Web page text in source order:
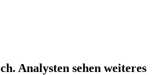
Analysten sehen weiteres